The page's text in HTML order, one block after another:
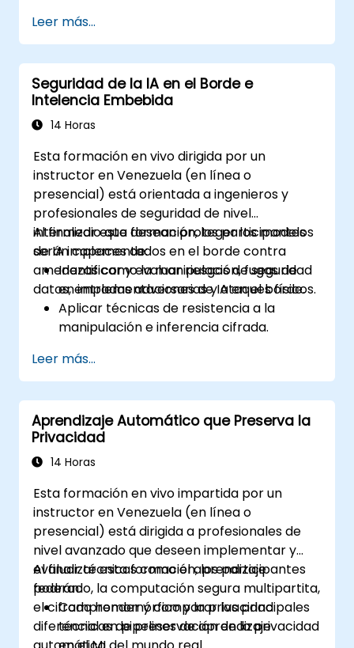
Leer más...
Seguridad de la IA en el Borde e
Intelencia Embebida
14 Horas
Esta formación en vivo dirigida por un
instructor en Venezuela (en línea o
presencial) está orientada a ingenieros y
profesionales de seguridad de nivel
intermedio que desean proteger los modelos
de IA implementados en el borde contra
amenazas como la manipulación, fugas de
datos, entradas adversarias y ataques físicos.
Al finalizar esta formación, los participantes
serán capaces de:
Identificar y evaluar riesgos de seguridad
en implementaciones de IA en el borde.
Aplicar técnicas de resistencia a la
manipulación e inferencia cifrada.
borde y proteger los flujos de datos.
Implementar estrategias de mitigación
de amenazas específicas para sistemas
embebidos y con restricciones.
Leer más...
Aprendizaje Automático que Preserva la
Privacidad
14 Horas
Esta formación en vivo impartida por un
instructor en Venezuela (en línea o
presencial) está dirigida a profesionales de
nivel avanzado que deseen implementar y
evaluar técnicas como el aprendizaje
federado, la computación segura multipartita,
el cifrado homomórfico y la privacidad
diferencial en pipelines de aprendizaje
Al finalizar esta formación, los participantes
podrán:
Comprender y comparar las principales
técnicas de preservación de la privacidad